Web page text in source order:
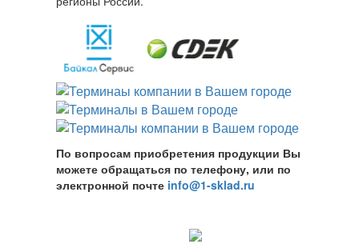
По вопросам приобретения продукции Вы
можете обращаться по телефону, или по
электронной почте info@1-sklad.ru